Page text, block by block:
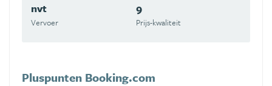
nvt
Vervoer
9
Prijs-kwaliteit
Pluspunten Booking.com